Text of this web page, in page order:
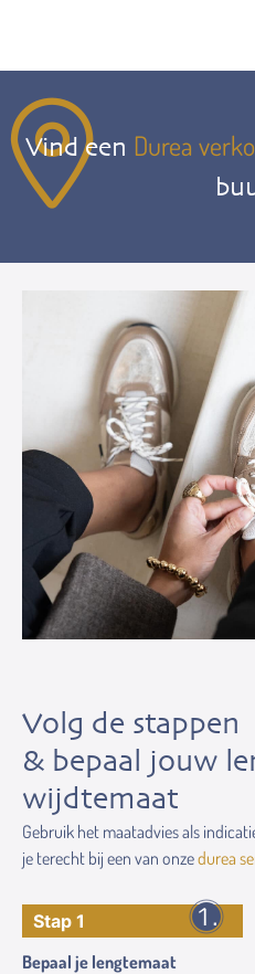
Vind een Durea
Volg de stappen
& bepaal jouw
wijdtemaat
Gebruik het maatadvies als
je terecht bij een van onzedurea
Stap 1
Bepaal je lengtemaat